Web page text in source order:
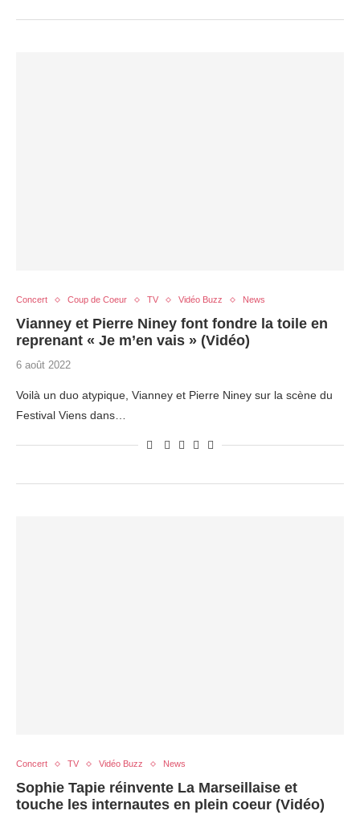
Concert Coup de Coeur TV Vidéo Buzz News
Vianney et Pierre Niney font fondre la toile en
reprenant « Je m’en vais » (Vidéo)
6 août 2022
Voilà un duo atypique, Vianney et Pierre Niney sur la scène du
Festival Viens dans…
Concert TV Vidéo Buzz News
Sophie Tapie réinvente La Marseillaise et
touche les internautes en plein coeur (Vidéo)